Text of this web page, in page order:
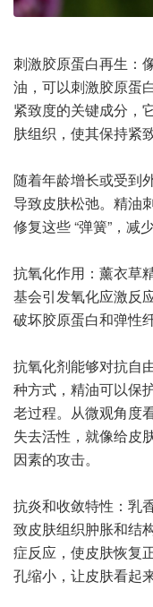
刺激胶原蛋白再生：
油，可以刺激胶原蛋
紧致度的关键成分，
肤组织，使其保持紧
随着年龄增长或受到
导致皮肤松弛。精油
修复这些 “弹簧”，减
抗氧化作用：薰衣草
基会引发氧化应激反
破坏胶原蛋白和弹性
抗氧化剂能够对抗自
种方式，精油可以保
老过程。从微观角度
失去活性，就像给皮
因素的攻击。
抗炎和收敛特性：乳
致皮肤组织肿胀和结
症反应，使皮肤恢复
孔缩小，让皮肤看起